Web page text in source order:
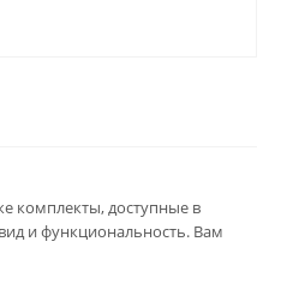
комплекты, доступные в
и функциональность. Вам